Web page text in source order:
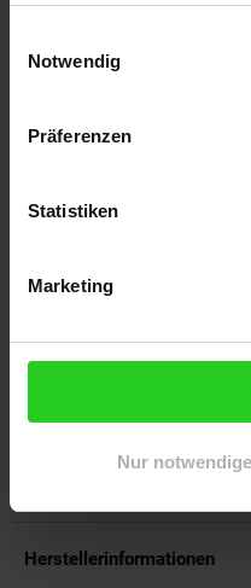
Notwendig
Präferenzen
Statistiken
Marketing
Nur
platzsparend zu verstauen.
und lackiertes Gehäuse in
Hingucker in jeder Küche.
die Reinigung. Multi-
vielseitig einsetzbar zur
kleine Haushalte: schnell
verstauen. Hochwertiges
EAN: 4008146024405
Artikel gehört zur Kategorie:
Herstellerinformationen